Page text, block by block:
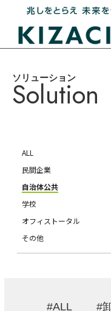
ソリューション
Solution
ALL
民間企業
自治体公共
学校
オフィストータル
その他
ALL